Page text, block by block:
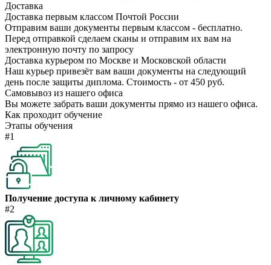
Доставка
Доставка первым классом Почтой России
Отправим ваши документы первым классом - бесплатно.
Перед отправкой сделаем сканы и отправим их вам на
электронную почту по запросу
Доставка курьером по Москве и Московской области
Наш курьер привезёт вам ваши документы на следующий
день после защиты диплома. Стоимость - от 450 руб.
Самовывоз из нашего офиса
Вы можете забрать ваши документы прямо из нашего офиса.
Как проходит обучение
Этапы обучения
#1
Получение доступа к личному кабинету
#2